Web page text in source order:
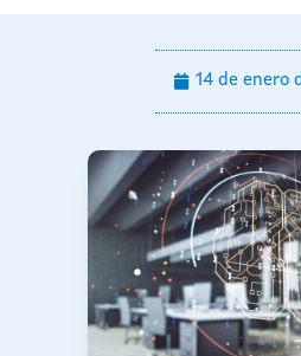
14 de enero